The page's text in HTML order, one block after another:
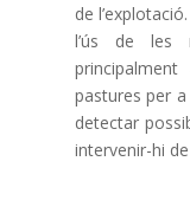
de
l’ús de les
principalment
pastures per
detectar
intervenir-hi